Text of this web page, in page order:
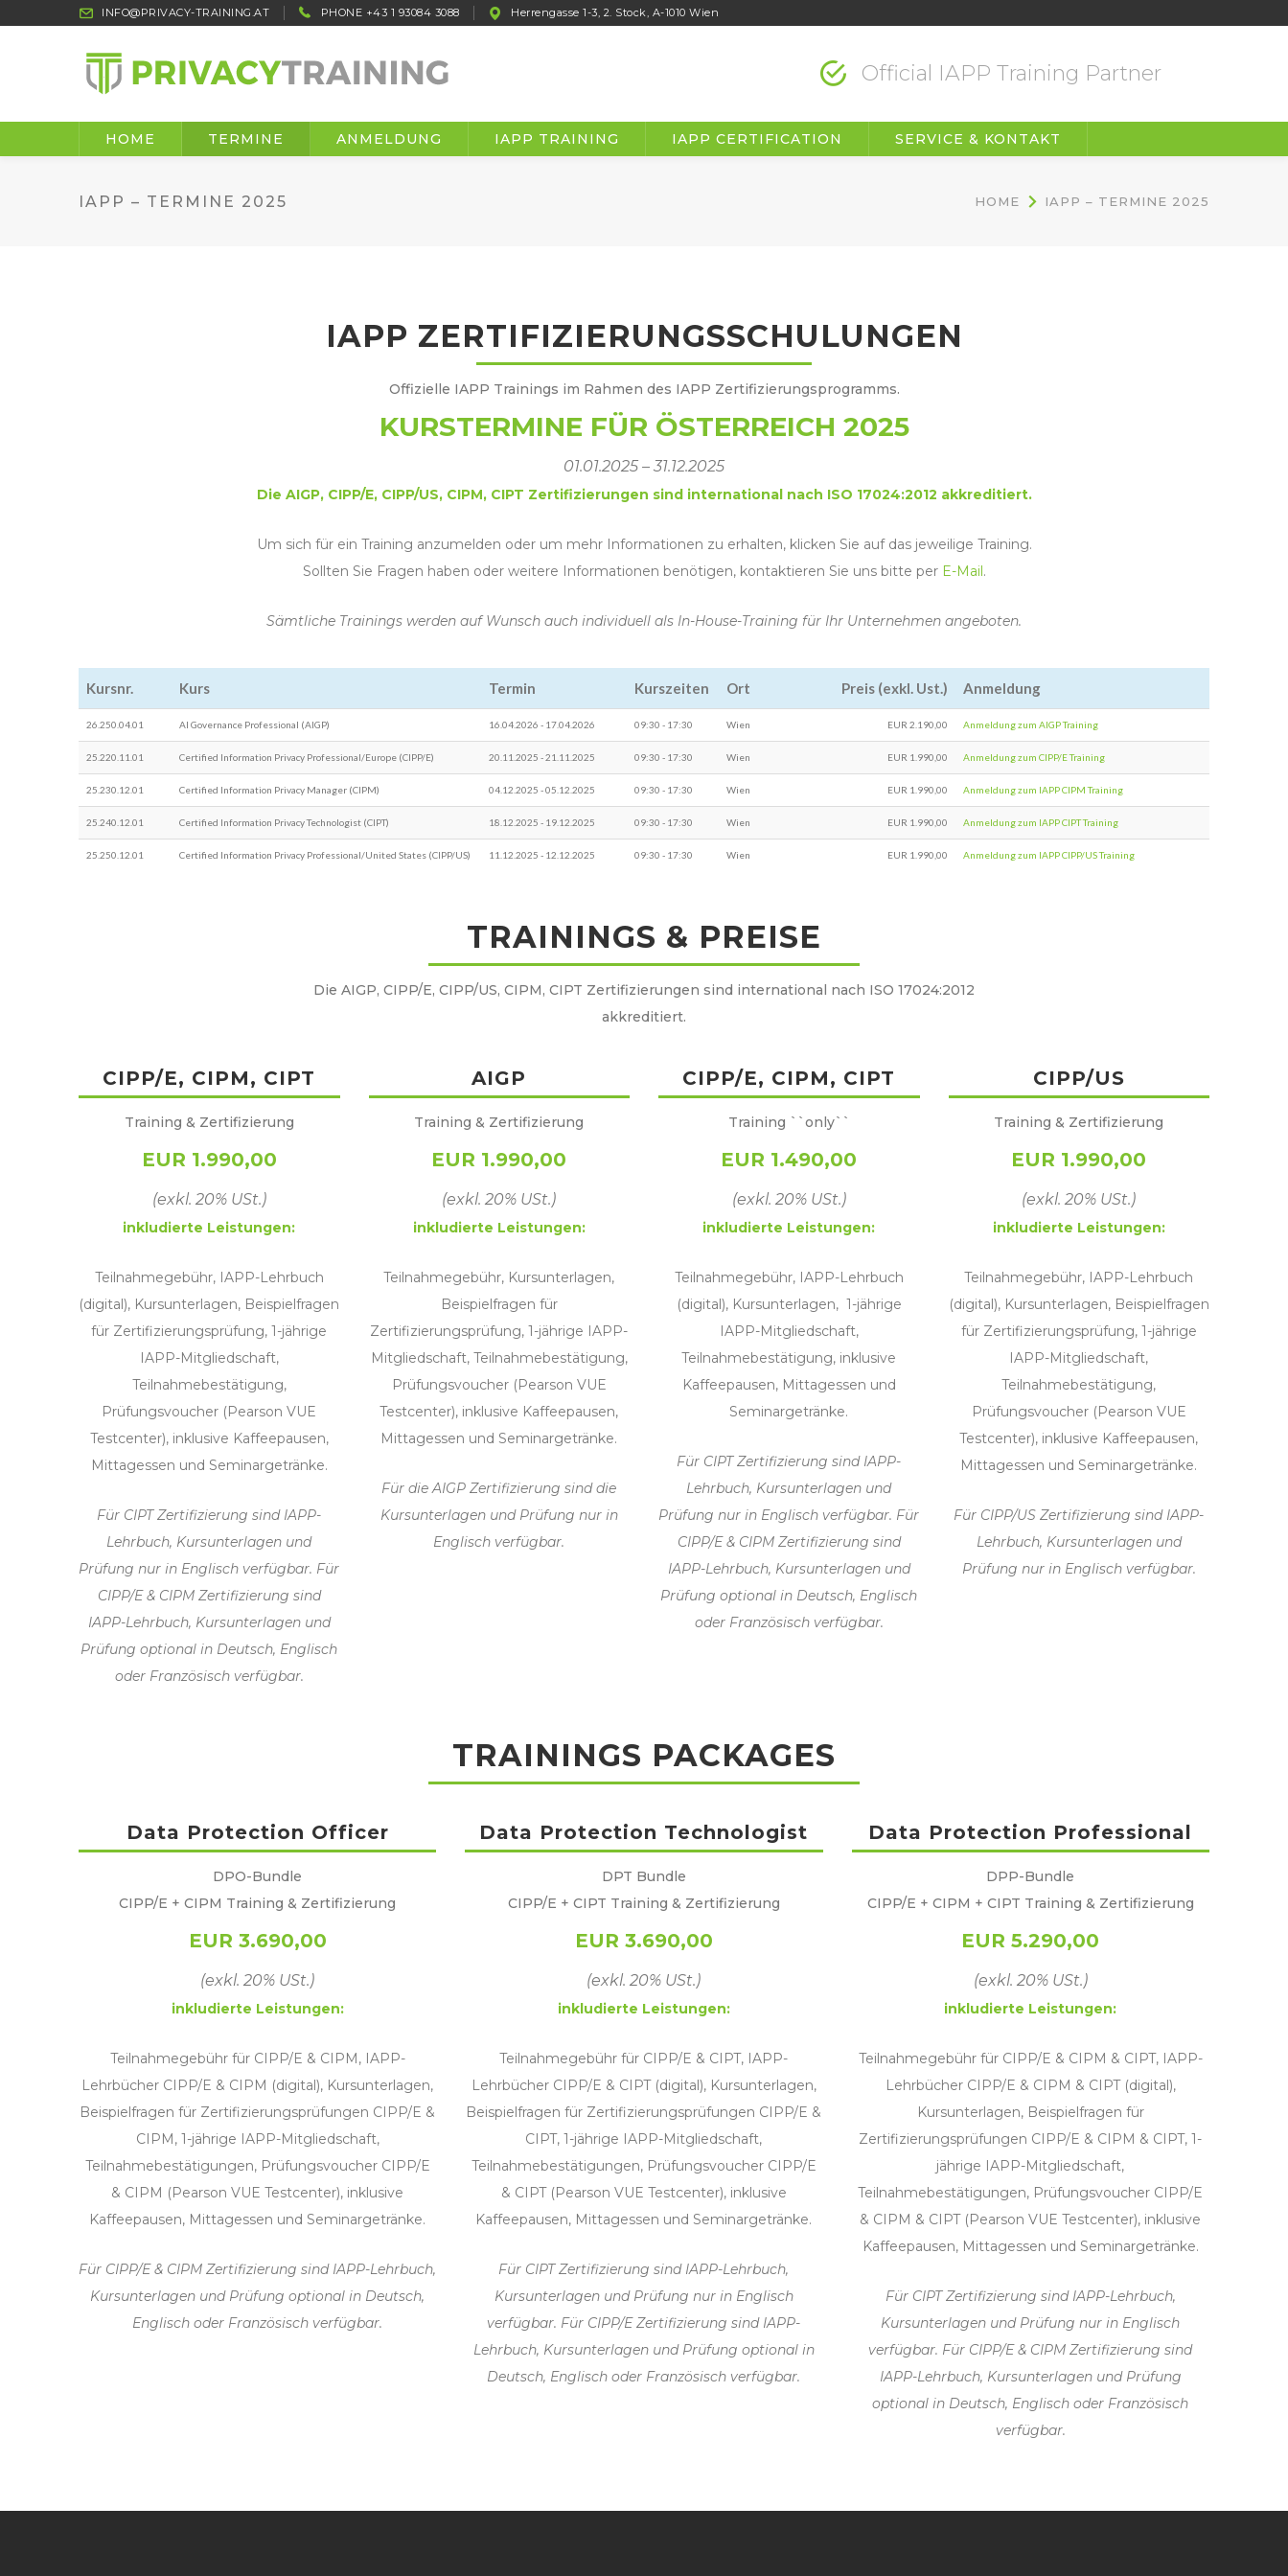
INFO@PRIVACY-TRAINING.AT PHONE +43 1 93084 3088 Herrengasse 1-3, 2. Stock, A-1010 Wien
Official IAPP Training Partner
HOME TERMINE ANMELDUNG IAPP TRAINING IAPP CERTIFICATION SERVICE & KONTAKT
IAPP – TERMINE 2025 HOME IAPP – TERMINE 2025
IAPP ZERTIFIZIERUNGSSCHULUNGEN
Offizielle IAPP Trainings im Rahmen des IAPP Zertifizierungsprogramms.
KURSTERMINE FÜR ÖSTERREICH 2025
01.01.2025 – 31.12.2025
Die AIGP, CIPP/E, CIPP/US, CIPM, CIPT Zertifizierungen sind international nach ISO 17024:2012 akkreditiert.
Um sich für ein Training anzumelden oder um mehr Informationen zu erhalten, klicken Sie auf das jeweilige Training.
Sollten Sie Fragen haben oder weitere Informationen benötigen, kontaktieren Sie uns bitte per E-Mail.
Sämtliche Trainings werden auf Wunsch auch individuell als In-House-Training für Ihr Unternehmen angeboten.
Kursnr. Kurs Termin Kurszeiten Ort Preis (exkl. Ust.) Anmeldung
26.250.04.01 AI Governance Professional (AIGP) 16.04.2026 - 17.04.2026 09:30 - 17:30 Wien EUR 2.190,00 Anmeldung zum AIGP Training
25.220.11.01 Certified Information Privacy Professional/Europe (CIPP/E) 20.11.2025 - 21.11.2025 09:30 - 17:30 Wien EUR 1.990,00 Anmeldung zum CIPP/E Training
25.230.12.01 Certified Information Privacy Manager (CIPM) 04.12.2025 - 05.12.2025 09:30 - 17:30 Wien EUR 1.990,00 Anmeldung zum IAPP CIPM Training
25.240.12.01 Certified Information Privacy Technologist (CIPT) 18.12.2025 - 19.12.2025 09:30 - 17:30 Wien EUR 1.990,00 Anmeldung zum IAPP CIPT Training
25.250.12.01 Certified Information Privacy Professional/United States (CIPP/US) 11.12.2025 - 12.12.2025 09:30 - 17:30 Wien EUR 1.990,00 Anmeldung zum IAPP CIPP/US Training
TRAININGS & PREISE
Die AIGP, CIPP/E, CIPP/US, CIPM, CIPT Zertifizierungen sind international nach ISO 17024:2012
akkreditiert.
CIPP/E, CIPM, CIPT
Training & Zertifizierung
EUR 1.990,00
(exkl. 20% USt.)
inkludierte Leistungen:
Teilnahmegebühr, IAPP-Lehrbuch
(digital), Kursunterlagen, Beispielfragen
für Zertifizierungsprüfung, 1-jährige
IAPP-Mitgliedschaft,
Teilnahmebestätigung,
Prüfungsvoucher (Pearson VUE
Testcenter), inklusive Kaffeepausen,
Mittagessen und Seminargetränke.
Für CIPT Zertifizierung sind IAPP-
Lehrbuch, Kursunterlagen und
Prüfung nur in Englisch verfügbar. Für
CIPP/E & CIPM Zertifizierung sind
IAPP-Lehrbuch, Kursunterlagen und
Prüfung optional in Deutsch, Englisch
oder Französisch verfügbar.
AIGP
Training & Zertifizierung
EUR 1.990,00
(exkl. 20% USt.)
inkludierte Leistungen:
Teilnahmegebühr, Kursunterlagen,
Beispielfragen für
Zertifizierungsprüfung, 1-jährige IAPP-
Mitgliedschaft, Teilnahmebestätigung,
Prüfungsvoucher (Pearson VUE
Testcenter), inklusive Kaffeepausen,
Mittagessen und Seminargetränke.
Für die AIGP Zertifizierung sind die
Kursunterlagen und Prüfung nur in
Englisch verfügbar.
CIPP/E, CIPM, CIPT
Training ``only``
EUR 1.490,00
(exkl. 20% USt.)
inkludierte Leistungen:
Teilnahmegebühr, IAPP-Lehrbuch
(digital), Kursunterlagen, 1-jährige
IAPP-Mitgliedschaft,
Teilnahmebestätigung, inklusive
Kaffeepausen, Mittagessen und
Seminargetränke.
Für CIPT Zertifizierung sind IAPP-
Lehrbuch, Kursunterlagen und
Prüfung nur in Englisch verfügbar. Für
CIPP/E & CIPM Zertifizierung sind
IAPP-Lehrbuch, Kursunterlagen und
Prüfung optional in Deutsch, Englisch
oder Französisch verfügbar.
CIPP/US
Training & Zertifizierung
EUR 1.990,00
(exkl. 20% USt.)
inkludierte Leistungen:
Teilnahmegebühr, IAPP-Lehrbuch
(digital), Kursunterlagen, Beispielfragen
für Zertifizierungsprüfung, 1-jährige
IAPP-Mitgliedschaft,
Teilnahmebestätigung,
Prüfungsvoucher (Pearson VUE
Testcenter), inklusive Kaffeepausen,
Mittagessen und Seminargetränke.
Für CIPP/US Zertifizierung sind IAPP-
Lehrbuch, Kursunterlagen und
Prüfung nur in Englisch verfügbar.
TRAININGS PACKAGES
Data Protection Officer
DPO-Bundle
CIPP/E + CIPM Training & Zertifizierung
EUR 3.690,00
(exkl. 20% USt.)
inkludierte Leistungen:
Teilnahmegebühr für CIPP/E & CIPM, IAPP-
Lehrbücher CIPP/E & CIPM (digital), Kursunterlagen,
Beispielfragen für Zertifizierungsprüfungen CIPP/E &
CIPM, 1-jährige IAPP-Mitgliedschaft,
Teilnahmebestätigungen, Prüfungsvoucher CIPP/E
& CIPM (Pearson VUE Testcenter), inklusive
Kaffeepausen, Mittagessen und Seminargetränke.
Für CIPP/E & CIPM Zertifizierung sind IAPP-Lehrbuch,
Kursunterlagen und Prüfung optional in Deutsch,
Englisch oder Französisch verfügbar.
Data Protection Technologist
DPT Bundle
CIPP/E + CIPT Training & Zertifizierung
EUR 3.690,00
(exkl. 20% USt.)
inkludierte Leistungen:
Teilnahmegebühr für CIPP/E & CIPT, IAPP-
Lehrbücher CIPP/E & CIPT (digital), Kursunterlagen,
Beispielfragen für Zertifizierungsprüfungen CIPP/E &
CIPT, 1-jährige IAPP-Mitgliedschaft,
Teilnahmebestätigungen, Prüfungsvoucher CIPP/E
& CIPT (Pearson VUE Testcenter), inklusive
Kaffeepausen, Mittagessen und Seminargetränke.
Für CIPT Zertifizierung sind IAPP-Lehrbuch,
Kursunterlagen und Prüfung nur in Englisch
verfügbar. Für CIPP/E Zertifizierung sind IAPP-
Lehrbuch, Kursunterlagen und Prüfung optional in
Deutsch, Englisch oder Französisch verfügbar.
Data Protection Professional
DPP-Bundle
CIPP/E + CIPM + CIPT Training & Zertifizierung
EUR 5.290,00
(exkl. 20% USt.)
inkludierte Leistungen:
Teilnahmegebühr für CIPP/E & CIPM & CIPT, IAPP-
Lehrbücher CIPP/E & CIPM & CIPT (digital),
Kursunterlagen, Beispielfragen für
Zertifizierungsprüfungen CIPP/E & CIPM & CIPT, 1-
jährige IAPP-Mitgliedschaft,
Teilnahmebestätigungen, Prüfungsvoucher CIPP/E
& CIPM & CIPT (Pearson VUE Testcenter), inklusive
Kaffeepausen, Mittagessen und Seminargetränke.
Für CIPT Zertifizierung sind IAPP-Lehrbuch,
Kursunterlagen und Prüfung nur in Englisch
verfügbar. Für CIPP/E & CIPM Zertifizierung sind
IAPP-Lehrbuch, Kursunterlagen und Prüfung
optional in Deutsch, Englisch oder Französisch
verfügbar.